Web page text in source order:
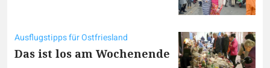
Ausflugstipps für Ostfriesland
Das ist los am Wochenende